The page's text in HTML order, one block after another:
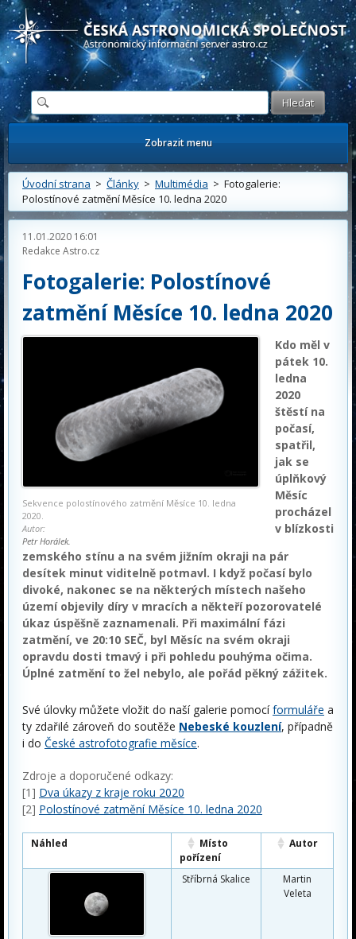
Česká astronomická společnost - Informační astronomický server
Zobrazit menu
Úvodní strana > Články > Multimédia > Fotogalerie:
Polostínové zatmění Měsíce 10. ledna 2020
11.01.2020 16:01
Redakce Astro.cz
Fotogalerie: Polostínové
zatmění Měsíce 10. ledna 2020
Sekvence polostínového zatmění Měsíce 10. ledna
2020.
Autor:
Petr Horálek.
Kdo měl v
pátek 10.
ledna
2020
štěstí na
počasí,
spatřil,
jak se
úplňkový
Měsíc
procházel
v blízkosti
zemského stínu a na svém jižním okraji na pár
desítek minut viditelně potmavl. I když počasí bylo
divoké, nakonec se na některých místech našeho
území objevily díry v mracích a někteří pozorovatelé
úkaz úspěšně zaznamenali. Při maximální fázi
zatmění, ve 20:10 SEČ, byl Měsíc na svém okraji
opravdu dosti tmavý i při pohledu pouhýma očima.
Úplné zatmění to žel nebylo, ale pořád pěkný zážitek.
Své úlovky můžete vložit do naší galerie pomocíformuláře a
ty zdařilé zároveň do soutěže Nebeské kouzlení, případně
i do České astrofotografie měsíce.
Zdroje a doporučené odkazy:
[1] Dva úkazy z kraje roku 2020
[2] Polostínové zatmění Měsíce 10. ledna 2020
Náhled
Místo
pořízení
Autor
Stříbrná Skalice
Martin
Veleta